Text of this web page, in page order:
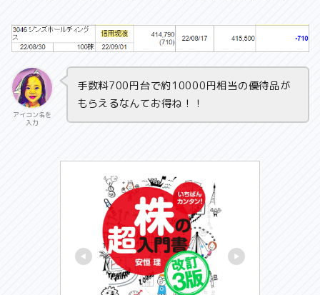
アイコン名を
入力
手数料700円台で約10000円相当の優待品が
もらえるなんてお得ね！！